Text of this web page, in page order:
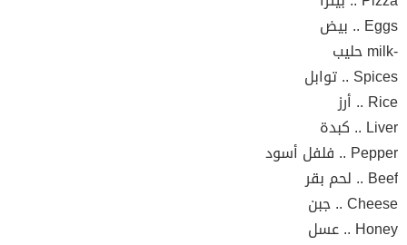
Eggs .. بيض
-milk حليب
Spices .. توابل
Rice .. أرز
Liver .. كبدة
Pepper .. فلفل أسود
Beef .. لحم بقر
Cheese .. جبن
Honey .. عسل